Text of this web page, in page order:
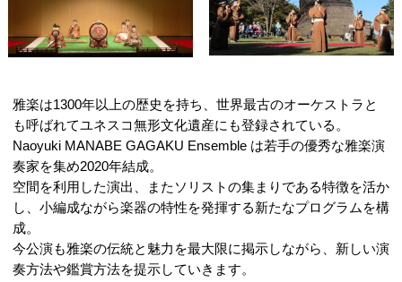
雅楽は1300年以上の歴史を持ち、世界最古のオーケストラと
も呼ばれてユネスコ無形文化遺産にも登録されている。
Naoyuki MANABE GAGAKU Ensemble は若手の優秀な雅楽演
奏家を集め2020年結成。
空間を利用した演出、またソリストの集まりである特徴を活か
し、小編成ながら楽器の特性を発揮する新たなプログラムを構
成。
今公演も雅楽の伝統と魅力を最大限に掲示しながら、新しい演
奏方法や鑑賞方法を提示していきます。